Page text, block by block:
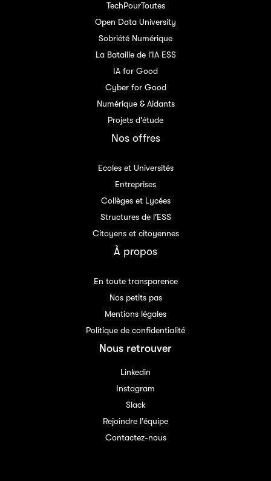
TechPourToutes
Open Data University
Sobriété Numérique
La Bataille de l'IA ESS
IA for Good
Cyber for Good
Numérique & Aidants
Projets d'étude
Nos offres
Ecoles et Universités
Entreprises
Collèges et Lycées
Structures de l'ESS
Citoyens et citoyennes
À propos
En toute transparence
Nos petits pas
Mentions légales
Politique de confidentialité
Nous retrouver
Linkedin
Instagram
Slack
Rejoindre l'équipe
Contactez-nous